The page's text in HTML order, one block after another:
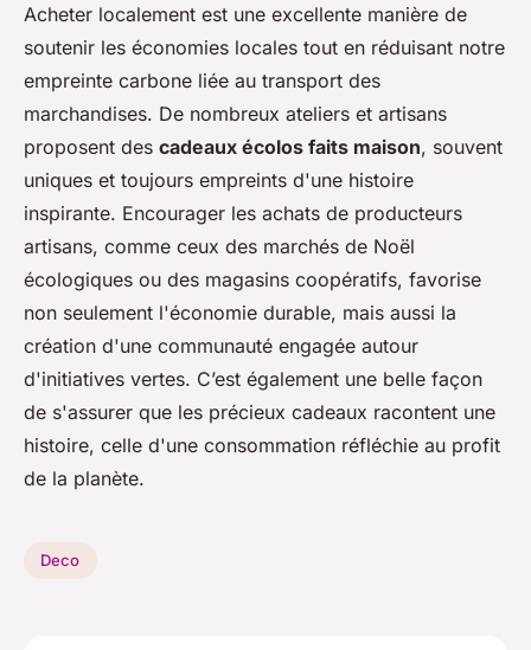
Acheter localement est une excellente manière de
soutenir les économies locales tout en réduisant notre
empreinte carbone liée au transport des
marchandises. De nombreux ateliers et artisans
proposent des cadeaux écolos faits maison, souvent
uniques et toujours empreints d'une histoire
inspirante. Encourager les achats de producteurs
artisans, comme ceux des marchés de Noël
écologiques ou des magasins coopératifs, favorise
non seulement l'économie durable, mais aussi la
création d'une communauté engagée autour
d'initiatives vertes. C’est également une belle façon
de s'assurer que les précieux cadeaux racontent une
histoire, celle d'une consommation réfléchie au profit
de la planète.
Deco